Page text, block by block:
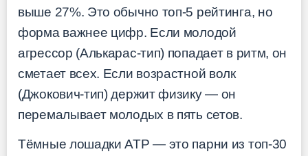
выше 27%. Это обычно топ-5 рейтинга, но
форма важнее цифр. Если молодой
агрессор (Алькарас-тип) попадает в ритм, он
сметает всех. Если возрастной волк
(Джокович-тип) держит физику — он
перемалывает молодых в пять сетов.
Тёмные лошадки ATP — это парни из топ-30